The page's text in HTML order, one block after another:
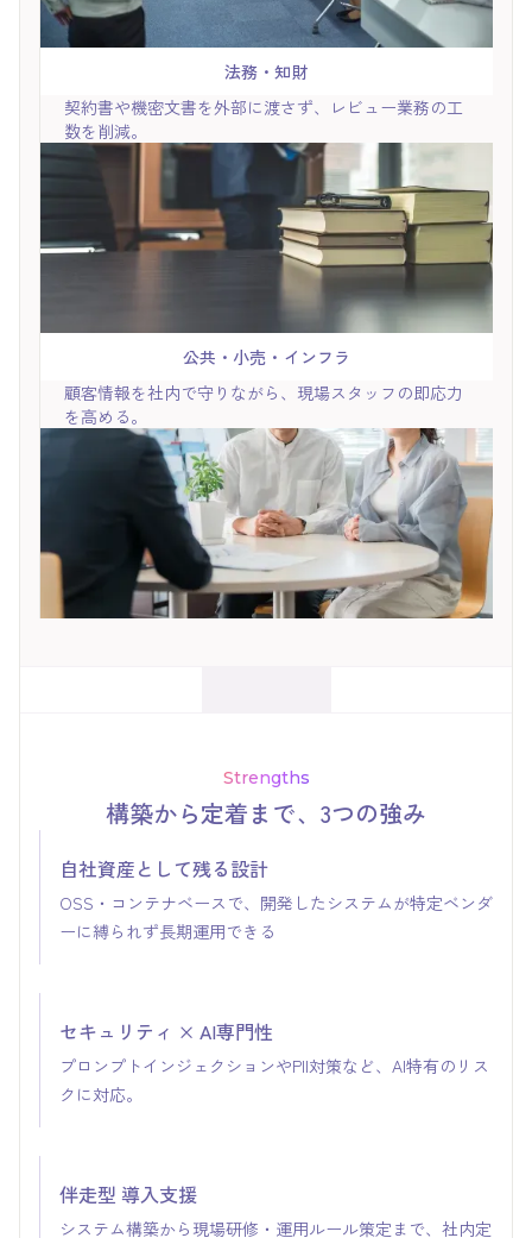
法務・知財
契約書や機密文書を外部に渡さず、レビュー業務の工
数を削減。
公共・小売・インフラ
顧客情報を社内で守りながら、現場スタッフの即応力
を高める。
Strengths
構築から定着まで、3つの強み
自社資産として残る設計
OSS・コンテナベースで、開発したシステムが特定ベンダ
ーに縛られず長期運用できる
セキュリティ × AI専門性
プロンプトインジェクションやPII対策など、AI特有のリス
クに対応。
伴走型 導入支援
システム構築から現場研修・運用ルール策定まで、社内定